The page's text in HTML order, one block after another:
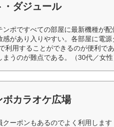
・ダジュール
ンポですべての部屋に最新機種が
感があり入りやすい。各部屋に電
利用することができるのが便利で
まうのが難点である。（30代／女性
ボカラオケ広場
ーポンもあるのでよく利用します